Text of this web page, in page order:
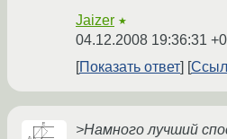
Jaizer ★
04.12.2008 19:36:31
Показать ответ
>Намного лучший